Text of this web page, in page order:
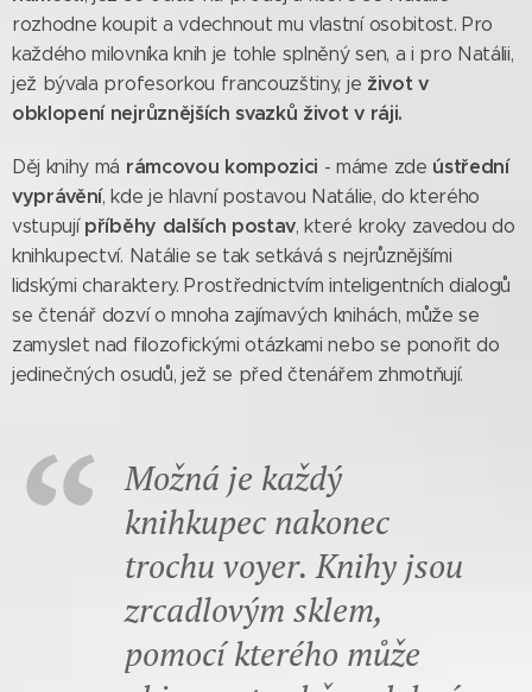
rozhodne koupit a vdechnout mu vlastní osobitost. Pro
každého milovníka knih je tohle splněný sen, a i pro Natálii,
jež bývala profesorkou francouzštiny, je život v
obklopení nejrůznějších svazků život v ráji.
Děj knihy má rámcovou kompozici - máme zde ústřední
vyprávění, kde je hlavní postavou Natálie, do kterého
vstupují příběhy dalších postav, které kroky zavedou do
knihkupectví. Natálie se tak setkává s nejrůznějšími
lidskými charaktery. Prostřednictvím inteligentních dialogů
se čtenář dozví o mnoha zajímavých knihách, může se
zamyslet nad filozofickými otázkami nebo se ponořit do
jedinečných osudů, jež se před čtenářem zhmotňují.
Možná je každý
knihkupec nakonec
trochu voyer. Knihy jsou
zrcadlovým sklem,
pomocí kterého může